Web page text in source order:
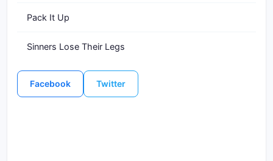
Pack It Up
Sinners Lose Their Legs
Facebook Twitter